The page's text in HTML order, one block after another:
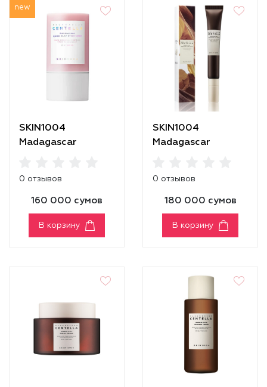
new
SKIN1004
Madagascar
0 отзывов
160 000 сумов
В корзину
SKIN1004
Madagascar
0 отзывов
180 000 сумов
В корзину